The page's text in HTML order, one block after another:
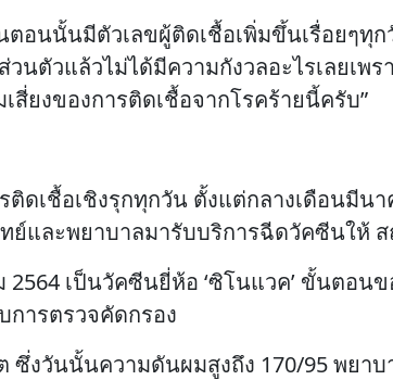
ตอนนั้นมีตัวเลขผู้ติดเชื้อเพิ่มขึ้นเรื่อยๆทุ
ตัวแล้วไม่ได้มีความกังวลอะไรเลยเพร
ยงของการติดเชื้อจากโรคร้ายนี้ครับ”
ติดเชื้อเชิงรุกทุกวัน ตั้งแต่กลางเดือนมี
ย์และพยาบาลมารับบริการฉีดวัคซีนให้
เป็นวัคซีนยี่ห้อ ‘ซิโนแวค’ ขั้นตอน
ารตรวจคัดกรอง
งวันนั้นความดันผมสูงถึง 170/95 พยาบ